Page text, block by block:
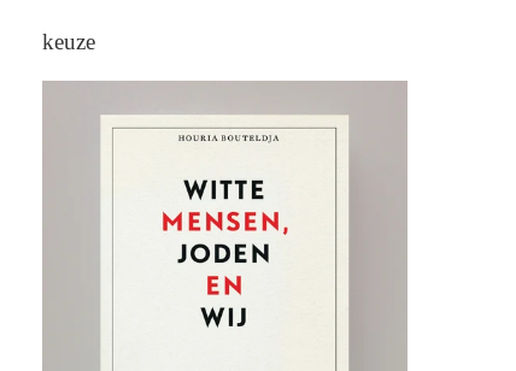
keuze